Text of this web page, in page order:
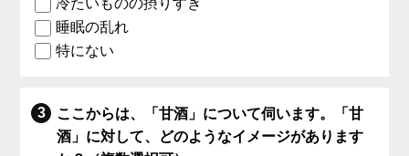
冷たいものの摂りすぎ
睡眠の乱れ
特にない
ここからは、「甘酒」について伺います。「甘
酒」に対して、どのようなイメージがあります